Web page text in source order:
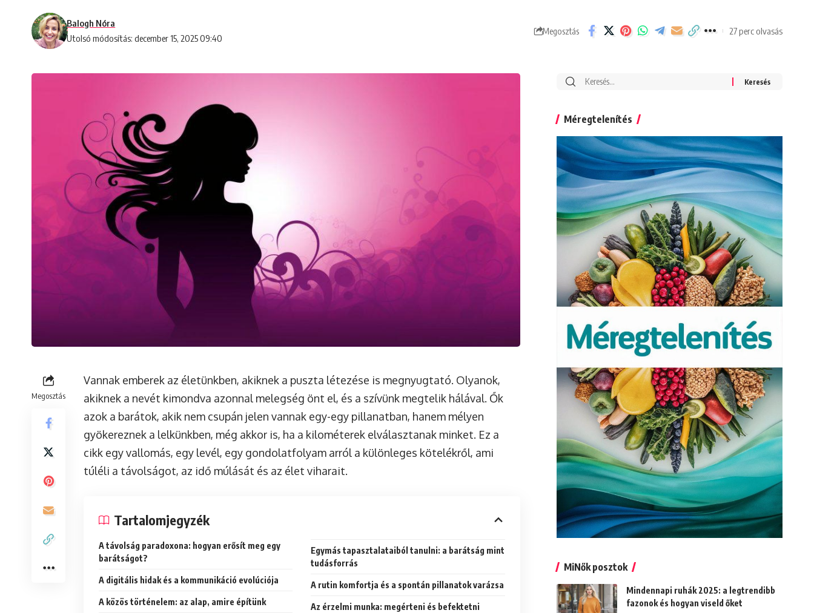
Utolsó módosítás: december 15, 2025 09:40
Balogh Nóra
Megosztás 27 perc olvasás
Megosztás
Vannak emberek az életünkben, akiknek a puszta létezése is megnyugtató. Olyanok,
akiknek a nevét kimondva azonnal melegség önt el, és a szívünk megtelik hálával. Ők
azok a barátok, akik nem csupán jelen vannak egy-egy pillanatban, hanem mélyen
gyökereznek a lelkünkben, még akkor is, ha a kilométerek elválasztanak minket. Ez a
cikk egy vallomás, egy levél, egy gondolatfolyam arról a különleges kötelékről, ami
túléli a távolságot, az idő múlását és az élet viharait.
Tartalomjegyzék
A távolság paradoxona: hogyan erősít meg egy
barátságot?
A digitális hidak és a kommunikáció evolúciója
A közös történelem: az alap, amire építünk
Egymás tapasztalataiból tanulni: a barátság mint
tudásforrás
A rutin komfortja és a spontán pillanatok varázsa
Az érzelmi munka: megérteni és befektetni
Search
Méregtelenítés
MiNők posztok
Mindennapi ruhák 2025: a legtrendibb
fazonok és hogyan viseld őket